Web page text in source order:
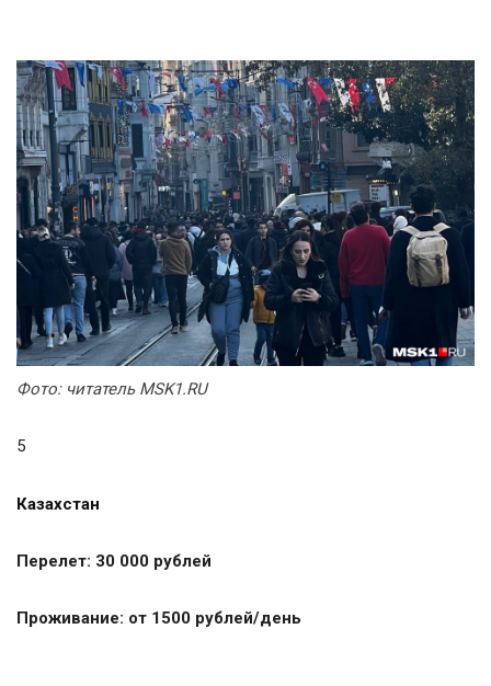
Фото: читатель MSK1.RU
5
Казахстан
Перелет: 30 000 рублей
Проживание: от 1500 рублей/день